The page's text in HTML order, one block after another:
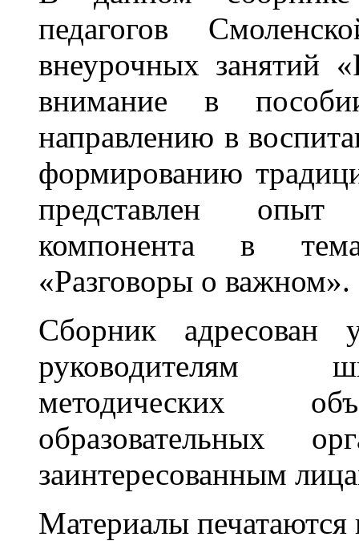
педагогов
внеурочных занятий
внимание в
направлению в
формированию
представлен опыт
компонента в
«Разговоры о важном».
Сборник адресован
руководителям
методических
образовательных
заинтересованным
Материалы печатаются